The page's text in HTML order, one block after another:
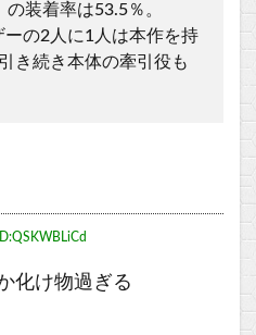
装着率は53.5％。
の2人に1人は本作を持
き続き本体の牽引役も
化け物過ぎる